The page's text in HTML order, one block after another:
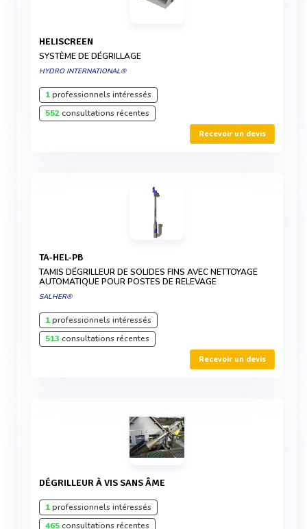
HELISCREEN
SYSTÈME DE DÉGRILLAGE
HYDRO INTERNATIONAL®
1professionnels intéressés
552consultations récentes
Recevoir un devis
TA-HEL-PB
TAMIS DÉGRILLEUR DE SOLIDES FINS AVEC NETTOYAGE
AUTOMATIQUE POUR POSTES DE RELEVAGE
SALHER®
1professionnels intéressés
513 consultations récentes
Recevoir un devis
DÉGRILLEUR À VIS SANS ÂME
1professionnels intéressés
465consultations récentes